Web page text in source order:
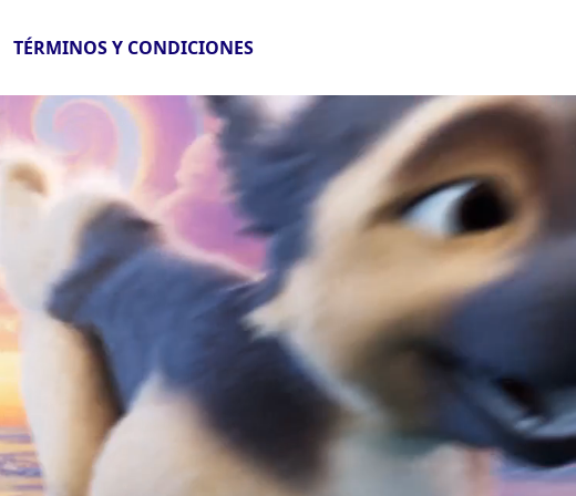
TÉRMINOS Y CONDICIONES